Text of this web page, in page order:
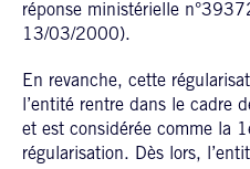
réponse ministérielle
13/03/2000).
En revanche, cette
l’entité rentre dans le cadre
et est considérée comme la
régularisation. Dès lors,